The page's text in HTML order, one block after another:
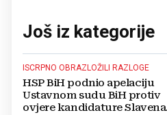
Još iz kategorije
ISCRPNO OBRAZLOŽILI RAZLOGE
HSP BiH podnio apelaciju
Ustavnom sudu BiH protiv
ovjere kandidature Slavena